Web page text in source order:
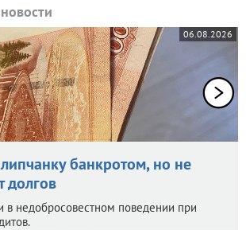
06.08.2026
банкротом, но не
долгов
недобросовестном поведении при